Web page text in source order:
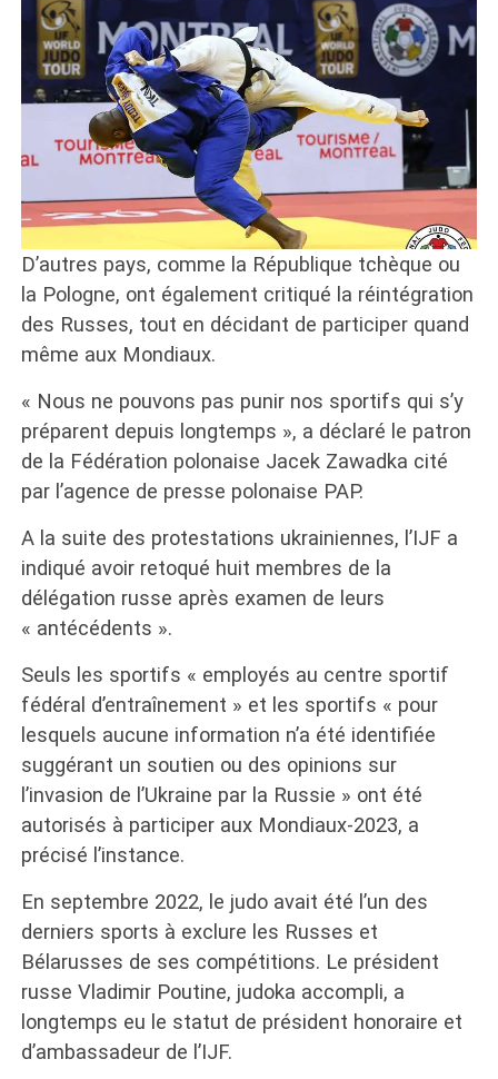
D’autres pays, comme la République tchèque ou
la Pologne, ont également critiqué la réintégration
des Russes, tout en décidant de participer quand
même aux Mondiaux.
« Nous ne pouvons pas punir nos sportifs qui s’y
préparent depuis longtemps », a déclaré le patron
de la Fédération polonaise Jacek Zawadka cité
par l’agence de presse polonaise PAP.
A la suite des protestations ukrainiennes, l’IJF a
indiqué avoir retoqué huit membres de la
délégation russe après examen de leurs
« antécédents ».
Seuls les sportifs « employés au centre sportif
fédéral d’entraînement » et les sportifs « pour
lesquels aucune information n’a été identifiée
suggérant un soutien ou des opinions sur
l’invasion de l’Ukraine par la Russie » ont été
autorisés à participer aux Mondiaux-2023, a
précisé l’instance.
En septembre 2022, le judo avait été l’un des
derniers sports à exclure les Russes et
Bélarusses de ses compétitions. Le président
russe Vladimir Poutine, judoka accompli, a
longtemps eu le statut de président honoraire et
d’ambassadeur de l’IJF.